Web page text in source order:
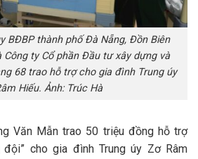
BĐBP thành phố Đà Nẵng, Đồn Biên
Công ty Cổ phần Đầu tư xây dựng và
68 trao hỗ trợ cho gia đình Trung úy
Hiếu. Ảnh: Trúc Hà
Văn Mẫn trao 50 triệu đồng hỗ trợ
đội” cho gia đình Trung úy Zơ Râm